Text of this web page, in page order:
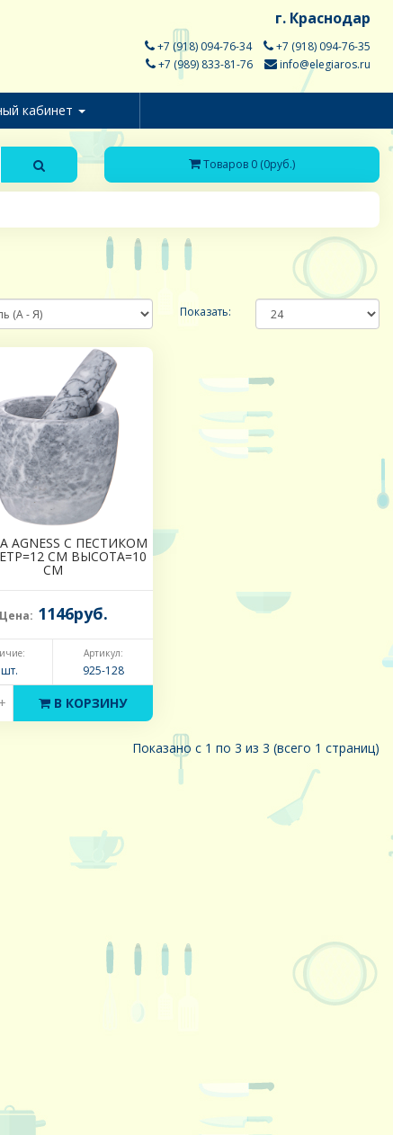
г. Краснодар
+7 (918) 094-76-34
+7 (918) 094-76-35
+7 (989) 833-81-76
info@elegiaros.ru
кабинет
Товаров 0 (0руб.)
Показать:
AGNESS С ПЕСТИКОМ
СМ ВЫСОТА=10
СМ
Цена: 1146руб.
Артикул:
925-128
+ В КОРЗИНУ
Показано с 1 по 3 из 3 (всего 1 страниц)